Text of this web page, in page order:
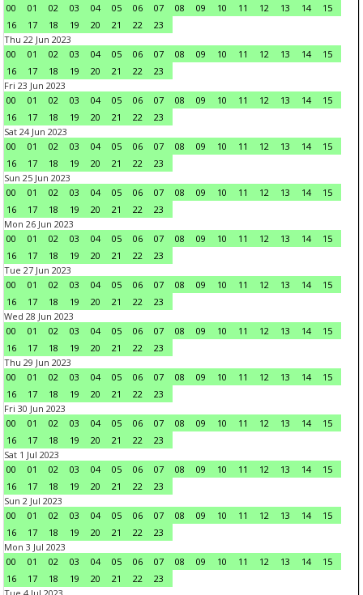
00
01 02 03 04 05 06 07 08 09 10 11 12 13 14
15
16
17 18 19 20 21 22
23
Thu 22 Jun 2023
00
01 02 03 04 05 06 07 08 09 10 11 12 13 14
15
16
17 18 19 20 21 22
23
Fri 23 Jun 2023
00
01 02 03 04 05 06 07 08 09 10 11 12 13 14
15
16
17 18 19 20 21 22
23
Sat 24 Jun 2023
00
01 02 03 04 05 06 07 08 09 10 11 12 13 14
15
16
17 18 19 20 21 22
23
Sun 25 Jun 2023
00
01 02 03 04 05 06 07 08 09 10 11 12 13 14
15
16
17 18 19 20 21 22
23
Mon 26 Jun 2023
00
01 02 03 04 05 06 07 08 09 10 11 12 13 14
15
16
17 18 19 20 21 22
23
Tue 27 Jun 2023
00
01 02 03 04 05 06 07 08 09 10 11 12 13 14
15
16
17 18 19 20 21 22
23
Wed 28 Jun 2023
00
01 02 03 04 05 06 07 08 09 10 11 12 13 14
15
16
17 18 19 20 21 22
23
Thu 29 Jun 2023
00
01 02 03 04 05 06 07 08 09 10 11 12 13 14
15
16
17 18 19 20 21 22
23
Fri 30 Jun 2023
00
01 02 03 04 05 06 07 08 09 10 11 12 13 14
15
16
17 18 19 20 21 22
23
Sat 1 Jul 2023
00
01 02 03 04 05 06 07 08 09 10 11 12 13 14
15
16
17 18 19 20 21 22
23
Sun 2 Jul 2023
00
01 02 03 04 05 06 07 08 09 10 11 12 13 14
15
16
17 18 19 20 21 22
23
Mon 3 Jul 2023
00
01 02 03 04 05 06 07 08 09 10 11 12 13 14
15
16
17 18 19 20 21 22
23